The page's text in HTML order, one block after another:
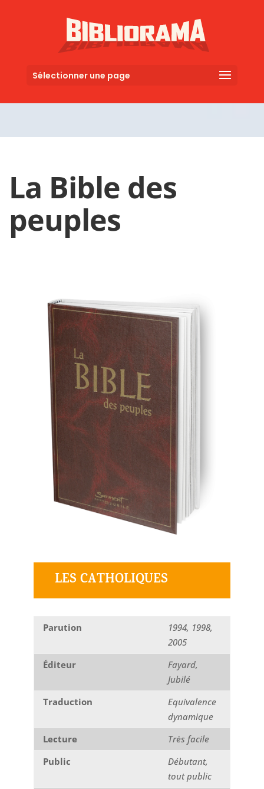
Sélectionner une page
La Bible des
peuples
LES CATHOLIQUES
Parution
1994, 1998,
2005
Éditeur
Fayard,
Jubilé
Traduction
Equivalence
dynamique
Lecture
Très facile
Public
Débutant,
tout public